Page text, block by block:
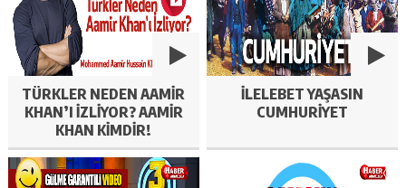
TÜRKLER NEDEN AAMIR
KHAN’I İZLIYOR? AAMIR
KHAN KIMDIR!
İLELEBET YAŞASIN
CUMHURIYET